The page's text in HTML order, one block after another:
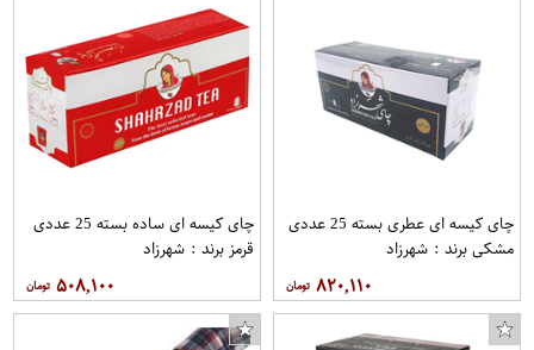
چای کیسه ای عطری بسته 25 عددی
مشکی برند : شهرزاد
۸۲۰,۱۱۰
چای کیسه ای ساده بسته 25 عددی
قرمز برند : شهرزاد
۵۰۸,۱۰۰